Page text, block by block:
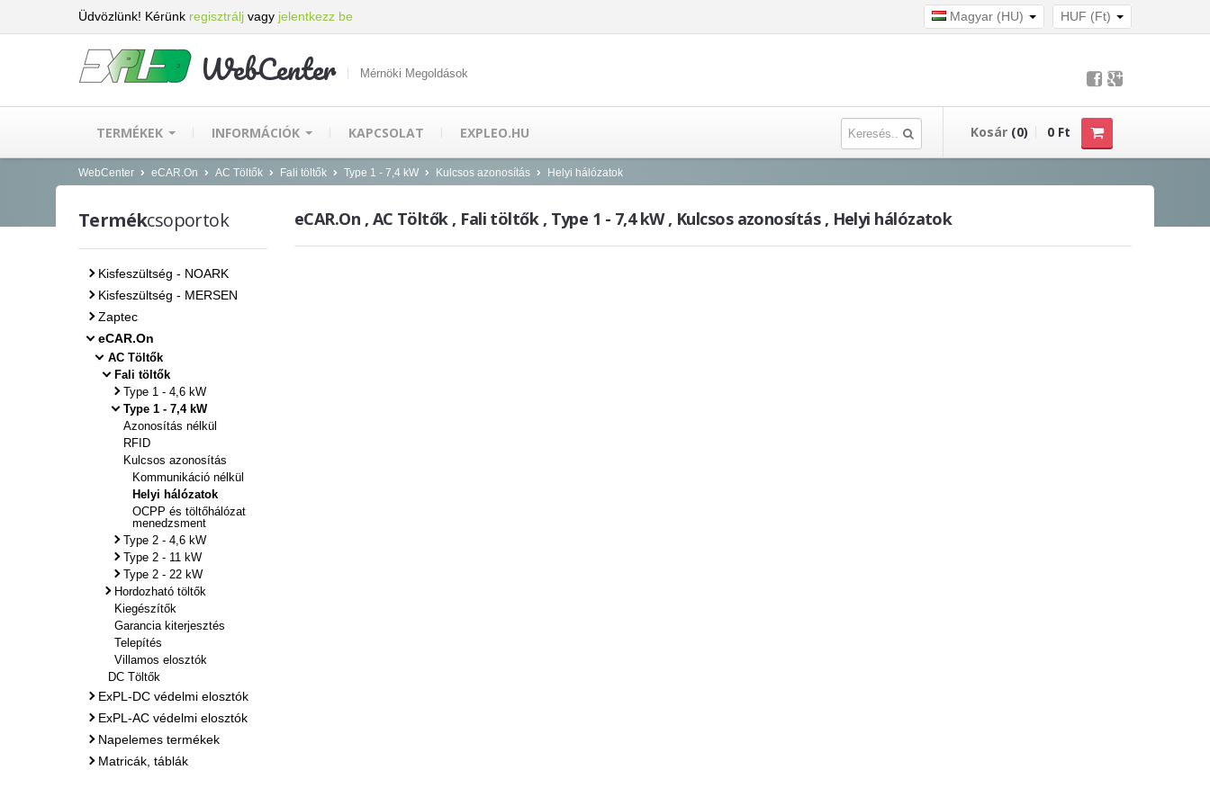
Üdvözlünk! Kérünk regisztrálj vagy jelentkezz be Magyar (HU) HUF (Ft)
WebCenter Mérnöki Megoldások
TERMÉKEK INFORMÁCIÓK KAPCSOLAT EXPLEO.HU Kosár (0) 0 Ft
WebCenter eCAR.On AC Töltők Fali töltők Type 1 - 7,4 kW Kulcsos azonosítás Helyi hálózatok
Termékcsoportok
Kisfeszültség - NOARK
Kisfeszültség - MERSEN
Zaptec
eCAR.On
AC Töltők
Fali töltők
Type 1 - 4,6 kW
Type 1 - 7,4 kW
Azonosítás nélkül
RFID
Kulcsos azonosítás
Kommunikáció nélkül
Helyi hálózatok
OCPP és töltőhálózat
menedzsment
Type 2 - 4,6 kW
Type 2 - 11 kW
Type 2 - 22 kW
Hordozható töltők
Kiegészítők
Garancia kiterjesztés
Telepítés
Villamos elosztók
DC Töltők
ExPL-DC védelmi elosztók
ExPL-AC védelmi elosztók
Napelemes termékek
Matricák, táblák
eCAR.On , AC Töltők , Fali töltők , Type 1 - 7,4 kW , Kulcsos azonosítás , Helyi hálózatok